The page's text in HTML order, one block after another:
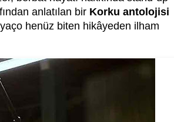
anlatılan bir Korku antolojisi
henüz biten hikâyeden ilham